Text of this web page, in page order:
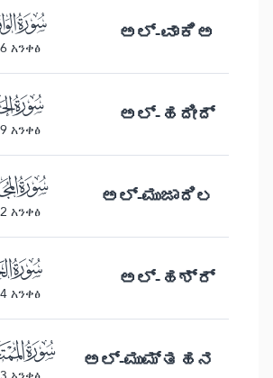
አንቀፅ ಅಲ್ -ವಾಕಿಅ
አንቀፅ ಅಲ್ -ಹದೀದ್
አንቀፅ ಅಲ್ -ಮುಜಾದಿಲ
አንቀፅ ಅಲ್ -ಹಶ್ರ್
ಅಲ್ -ಮುಮ್ತಹನ